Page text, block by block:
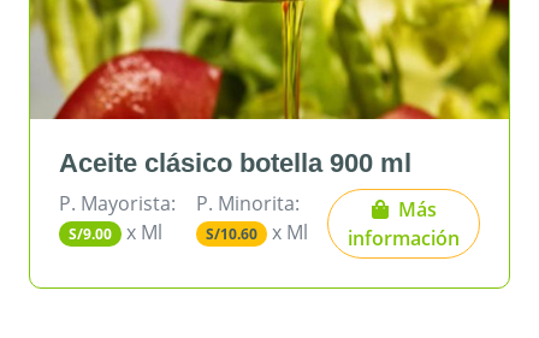
clásico botella 900 ml
x Ml
P. Minorita:
S/10.60 x Ml
Más
información